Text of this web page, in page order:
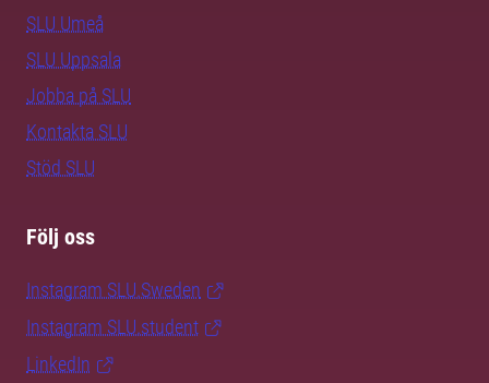
SLU Umeå
SLU Uppsala
Jobba på SLU
Kontakta SLU
Stöd SLU
Följ oss
Instagram SLU.Sweden
Instagram SLU.student
LinkedIn